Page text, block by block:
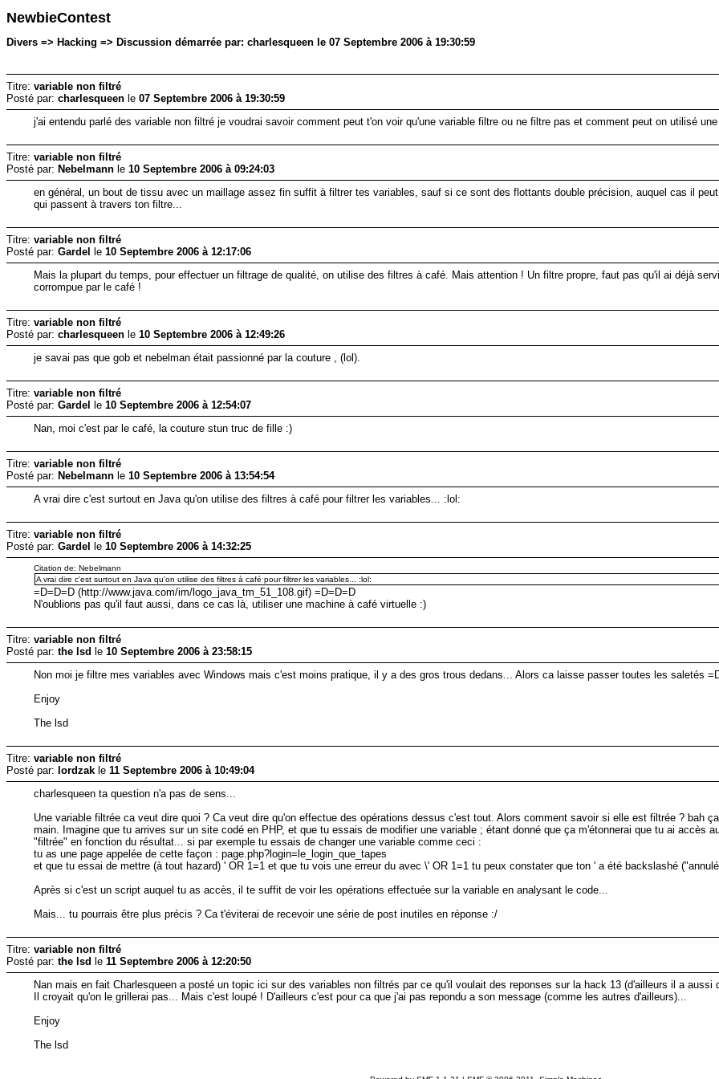
NewbieContest
Divers => Hacking => Discussion démarrée par: charlesqueen le 07 Septembre 2006 à 19:30:59
Titre: variable non filtré
Posté par: charlesqueen le 07 Septembre 2006 à 19:30:59
j'ai entendu parlé des variable non filtré je voudrai savoir comment peut t'on voir qu'une variable filtre ou ne filtre pas et comment peut on utilisé
Titre: variable non filtré
Posté par: Nebelmann le 10 Septembre 2006 à 09:24:03
en général, un bout de tissu avec un maillage assez fin suffit à filtrer tes variables, sauf si ce sont des flottants double précision, auquel cas il
qui passent à travers ton filtre...
Titre: variable non filtré
Posté par: Gardel le 10 Septembre 2006 à 12:17:06
Mais la plupart du temps, pour effectuer un filtrage de qualité, on utilise des filtres à café. Mais attention ! Un filtre propre, faut pas qu'il ai déjà
corrompue par le café !
Titre: variable non filtré
Posté par: charlesqueen le 10 Septembre 2006 à 12:49:26
je savai pas que gob et nebelman était passionné par la couture , (lol).
Titre: variable non filtré
Posté par: Gardel le 10 Septembre 2006 à 12:54:07
Nan, moi c'est par le café, la couture stun truc de fille :)
Titre: variable non filtré
Posté par: Nebelmann le 10 Septembre 2006 à 13:54:54
A vrai dire c'est surtout en Java qu'on utilise des filtres à café pour filtrer les variables... :lol:
Titre: variable non filtré
Posté par: Gardel le 10 Septembre 2006 à 14:32:25
Citation de: Nebelmann
A vrai dire c'est surtout en Java qu'on utilise des filtres à café pour filtrer les variables... :lol:
=D=D=D (http://www.java.com/im/logo_java_tm_51_108.gif) =D=D=D
N'oublions pas qu'il faut aussi, dans ce cas là, utiliser une machine à café virtuelle :)
Titre: variable non filtré
Posté par: the lsd le 10 Septembre 2006 à 23:58:15
Non moi je filtre mes variables avec Windows mais c'est moins pratique, il y a des gros trous dedans... Alors ca laisse passer toutes les saletés
Enjoy
The lsd
Titre: variable non filtré
Posté par: lordzak le 11 Septembre 2006 à 10:49:04
charlesqueen ta question n'a pas de sens...
Une variable filtrée ca veut dire quoi ? Ca veut dire qu'on effectue des opérations dessus c'est tout. Alors comment savoir si elle est filtrée ? bah
main. Imagine que tu arrives sur un site codé en PHP, et que tu essais de modifier une variable ; étant donné que ça m'étonnerai que tu ai accès
"filtrée" en fonction du résultat... si par exemple tu essais de changer une variable comme ceci :
tu as une page appelée de cette façon : page.php?login=le_login_que_tapes
et que tu essai de mettre (à tout hazard) ' OR 1=1 et que tu vois une erreur du avec \' OR 1=1 tu peux constater que ton ' a été backslashé
Après si c'est un script auquel tu as accès, il te suffit de voir les opérations effectuée sur la variable en analysant le code...
Mais... tu pourrais être plus précis ? Ca t'éviterai de recevoir une série de post inutiles en réponse :/
Titre: variable non filtré
Posté par: the lsd le 11 Septembre 2006 à 12:20:50
Nan mais en fait Charlesqueen a posté un topic ici sur des variables non filtrés par ce qu'il voulait des reponses sur la hack 13 (d'ailleurs il a aussi
Il croyait qu'on le grillerai pas... Mais c'est loupé ! D'ailleurs c'est pour ca que j'ai pas repondu a son message (comme les autres d'ailleurs)...
Enjoy
The lsd